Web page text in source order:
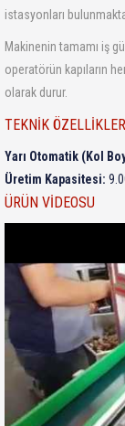
istasyonları
Makinenin tamamı iş
operatörün kapıların
olarak durur.
TEKNIK ÖZELLIKLER
Yarı Otomatik (Kol
Üretim Kapasitesi:
ÜRÜN VIDEOSU